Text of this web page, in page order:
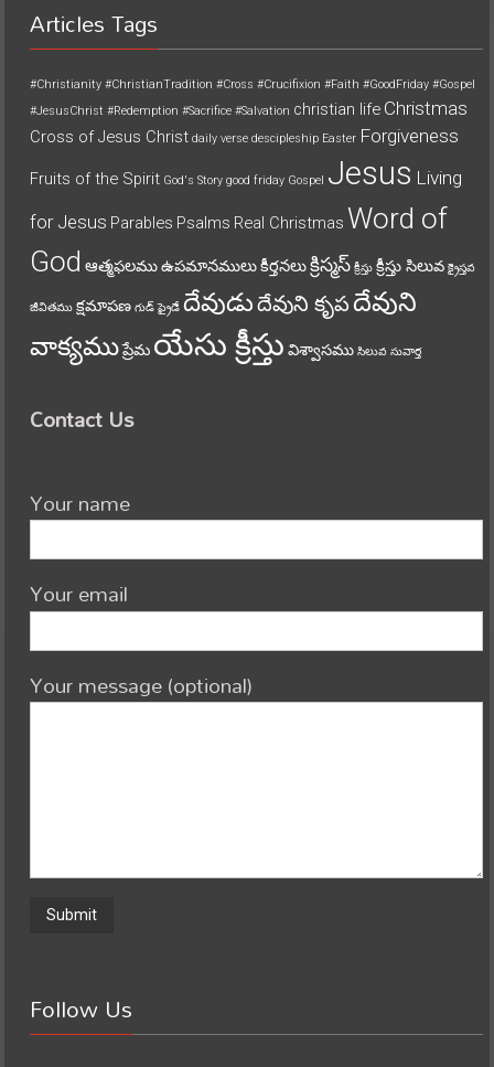
Articles Tags
#Christianity #ChristianTradition #Cross #Crucifixion #Faith #GoodFriday #Gospel
#JesusChrist #Redemption #Sacrifice #Salvation christian life Christmas
Cross of Jesus Christ daily verse descipleship Easter Forgiveness
Fruits of the Spirit God's Story good friday Gospel Jesus Living
for Jesus Parables Psalms Real Christmas Word of
God ఆత్మఫలముఉపమానములుకీర్తనలుక్రిస్మస్ క్రీస్తు క్రీస్తు సిలువ క్రైస్తవ
జీవితము క్షమాపణ గుడ్ ఫ్రైడే దేవుడుదేవుని కృపదేవుని
వాక్యముప్రేమ యేసు క్రీస్తు విశ్వాసము సిలువ సువార్త
Contact Us
Your name
Your email
Your message (optional)
Follow Us